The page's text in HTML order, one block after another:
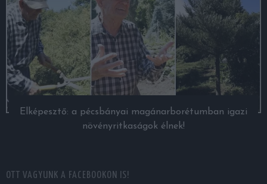
Elképesztő: a pécsbányai magánarborétumban igazi
növényritkaságok élnek!
OTT VAGYUNK A FACEBOOKON IS!